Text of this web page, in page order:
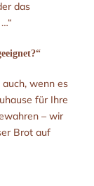
das
auch, wenn es
für Ihre
– wir
Brot auf